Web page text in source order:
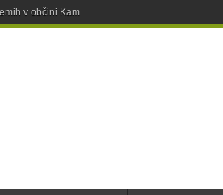
v občini Kamnik